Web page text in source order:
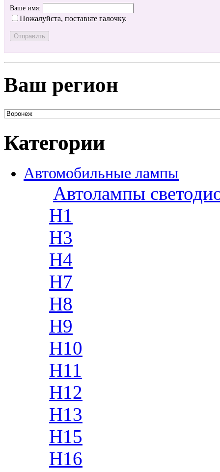
Ваше имя:
Пожалуйста, поставьте галочку.
Ваш регион
Категории
Автомобильные лампы
Автолампы
H1
H3
H4
H7
H8
H9
H10
H11
H12
H13
H15
H16